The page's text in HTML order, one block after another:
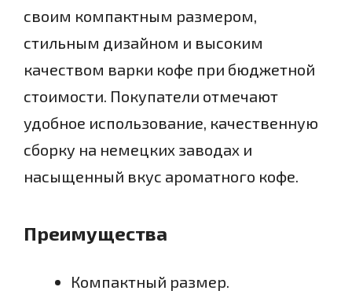
своим компактным размером,
стильным дизайном и высоким
качеством варки кофе при бюджетной
стоимости. Покупатели отмечают
удобное использование, качественную
сборку на немецких заводах и
насыщенный вкус ароматного кофе.
Преимущества
Компактный размер.